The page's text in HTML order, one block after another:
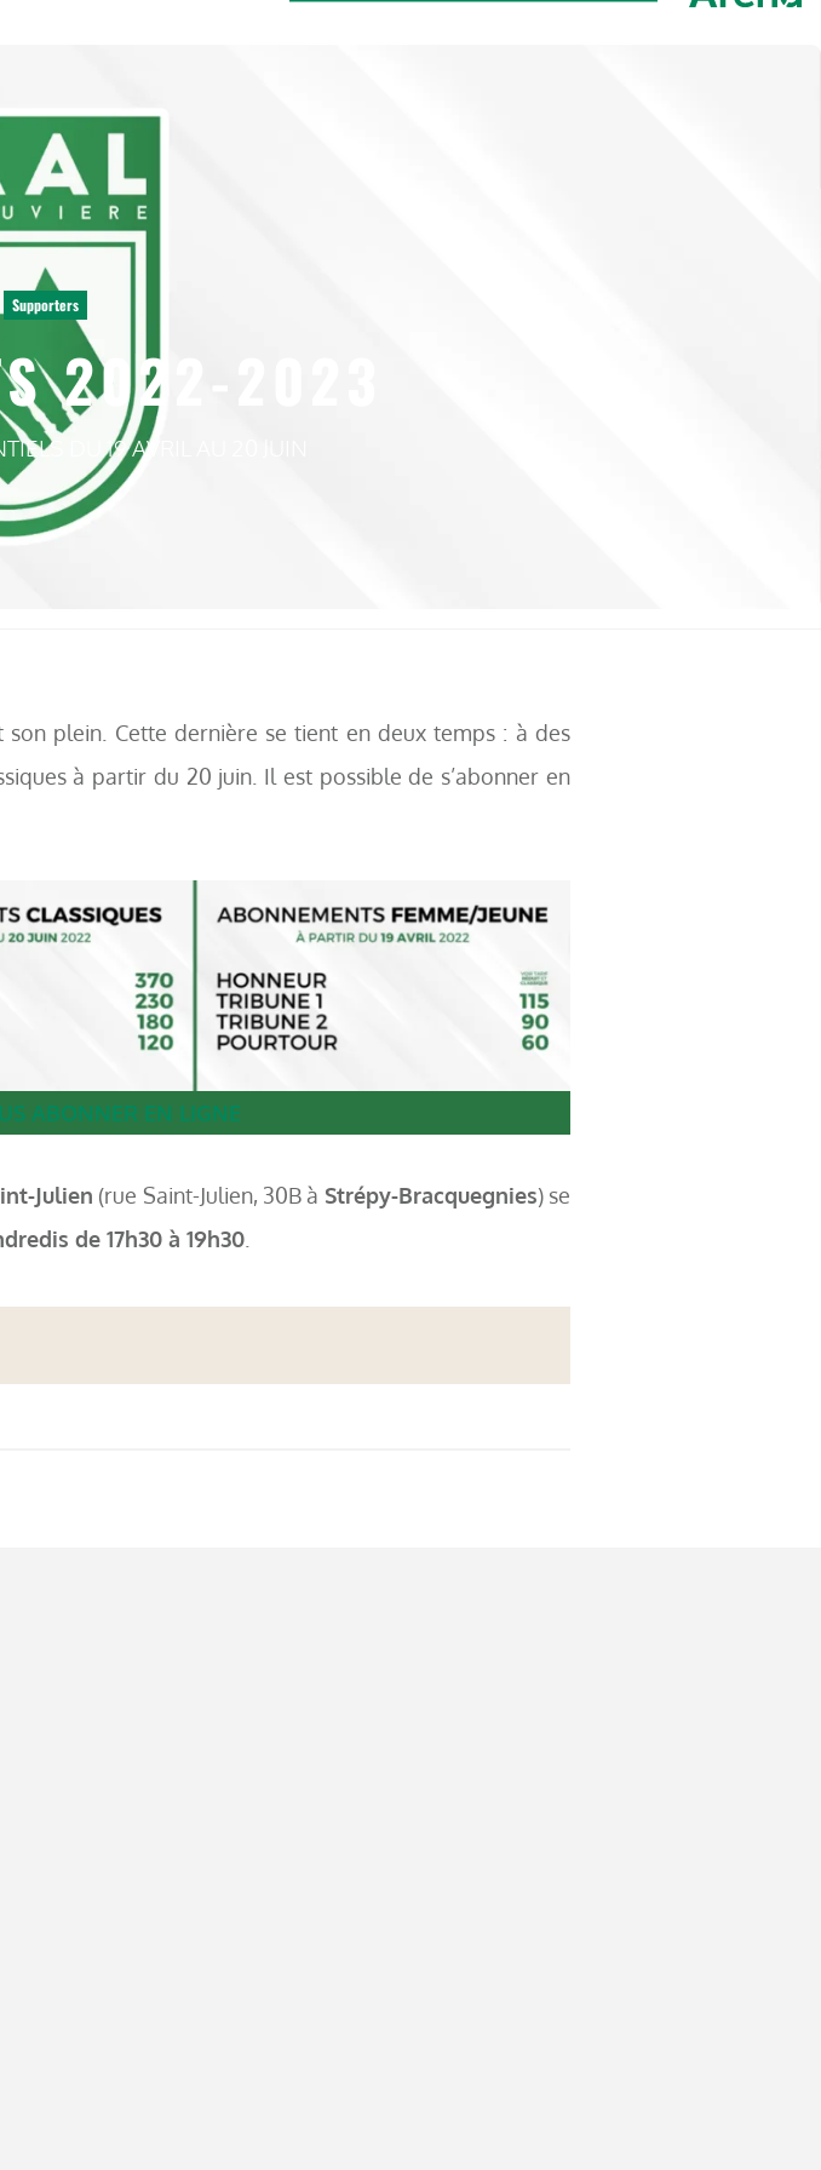
Supporters
2022-2023
DU 19 AVRIL AU 20 JUIN
plein. Cette dernière se tient en deux temps : à des
à partir du 20 juin. Il est possible de s’abonner en
ABONNER EN LIGNE
Julien (rue Saint-Julien, 30B à Strépy-Bracquegnies) se
de 17h30 à 19h30